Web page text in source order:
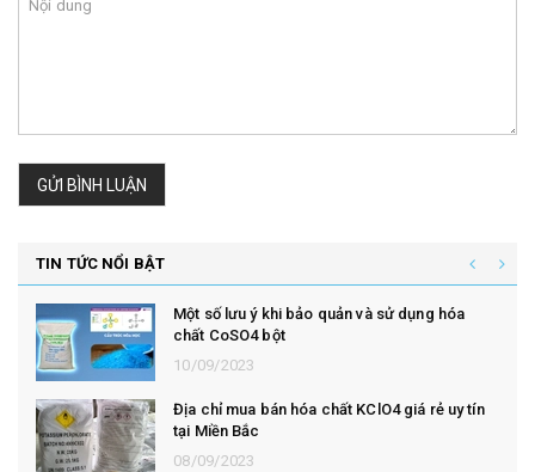
GỬI BÌNH LUẬN
TIN TỨC NỔI BẬT
Một số lưu ý khi bảo quản và sử dụng hóa
chất CoSO4 bột
10/09/2023
Địa chỉ mua bán hóa chất KClO4 giá rẻ uy tín
tại Miền Bắc
08/09/2023